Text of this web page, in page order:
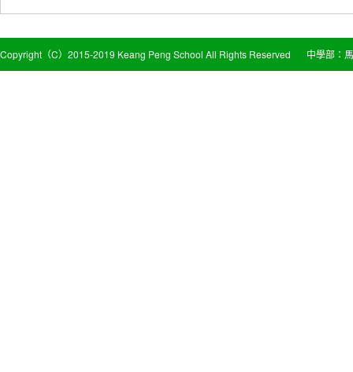
Copyright（C）2015-2019 Keang Peng School All Rights Reserved 中學部：